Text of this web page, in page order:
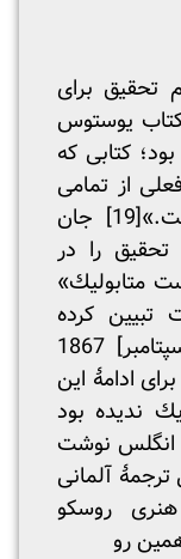
تحقیق برای
یوستوس
کتابی که
از تمامی
[19]
جان
را در
متابولیك»
تبیین کرده
در [سپتامبر] 1867
ادامۀ این
ندیده بود
انگلس نوشت
آلمانی
هنری روسکو
رو